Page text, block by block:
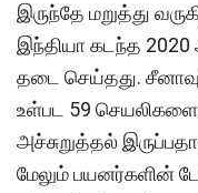
இருந்தே மறுத்து
இந்தியா கடந்த
தடை செய்தது.
உள்பட 59
அச்சுறுத்தல்
மேலும் பயனர்களின்